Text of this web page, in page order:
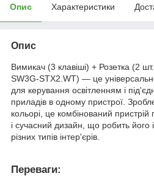
Опис Характеристики
Опис
Вимикач (3 клавіші) + Розетка (2
SW3G-STX2.WT) — це
для керування освітленням і
приладів в одному пристрої.
кольорі, це комбінований пристрій
і сучасний дизайн, що робить
різних типів інтер'єрів.
Переваги: